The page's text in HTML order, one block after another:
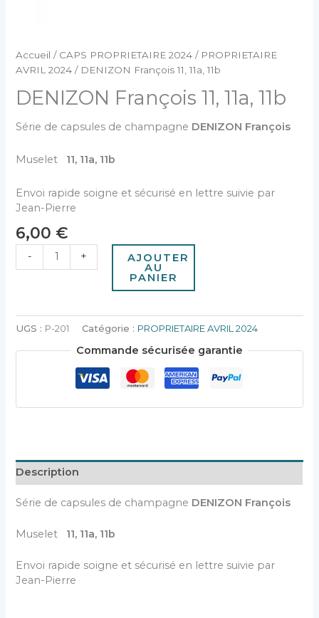
Accueil / CAPS PROPRIETAIRE 2024 / PROPRIETAIRE
AVRIL 2024 / DENIZON François 11, 11a, 11b
DENIZON François 11, 11a, 11b
Série de capsules de champagne DENIZON François
Muselet 11, 11a, 11b
Envoi rapide soigne et sécurisé en lettre suivie par
Jean-Pierre
6,00 €
- + AJOUTER
AU
PANIER
UGS : P-201 Catégorie : PROPRIETAIRE AVRIL 2024
Commande sécurisée garantie
Description
Série de capsules de champagne DENIZON François
Muselet 11, 11a, 11b
Envoi rapide soigne et sécurisé en lettre suivie par
Jean-Pierre